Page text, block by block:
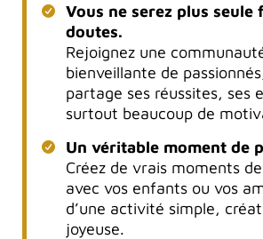
Vous ne serez plus seule
doutes.
Rejoignez une
bienveillante de
partage ses réussites, ses
surtout beaucoup de
Un véritable moment de
Créez de vrais moments
avec vos enfants ou vos
d’une activité simple,
joyeuse.